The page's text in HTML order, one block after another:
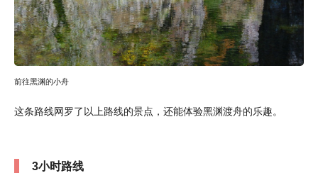
前往黑渊的小舟
这条路线网罗了以上路线的景点，还能体验黑渊渡舟的乐趣。
3小时路线